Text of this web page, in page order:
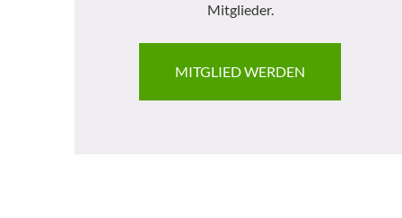
Mitglieder.
MITGLIED WERDEN